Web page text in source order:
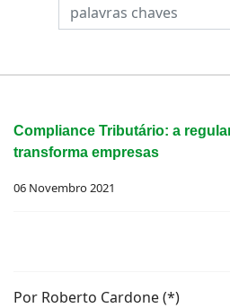
PESQUISAR
Compliance Tributário: a
transforma empresas
06 Novembro 2021
Por Roberto Cardone (*)